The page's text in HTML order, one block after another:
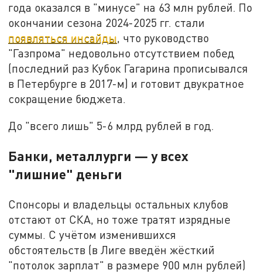
года оказался в "минусе" на 63 млн рублей. По
окончании сезона 2024-2025 гг. стали
появляться инсайды, что руководство
"Газпрома" недовольно отсутствием побед
(последний раз Кубок Гагарина прописывался
в Петербурге в 2017-м) и готовит двукратное
сокращение бюджета.
До "всего лишь" 5-6 млрд рублей в год.
Банки, металлурги — у всех
"лишние" деньги
Спонсоры и владельцы остальных клубов
отстают от СКА, но тоже тратят изрядные
суммы. С учётом изменившихся
обстоятельств (в Лиге введён жёсткий
"потолок зарплат" в размере 900 млн рублей)